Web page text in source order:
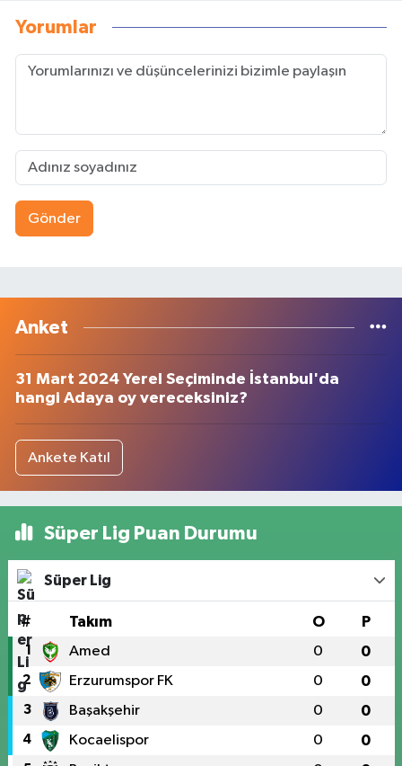
Yorumlar
Gönder
Anket
31 Mart 2024 Yerel Seçiminde İstanbul'da
hangi Adaya oy vereceksiniz?
Ankete Katıl
Süper Lig Puan Durumu
Süper Lig
# Takım O P
1 Amed 0 0
2 Erzurumspor FK 0 0
3 Başakşehir 0 0
4 Kocaelispor 0 0